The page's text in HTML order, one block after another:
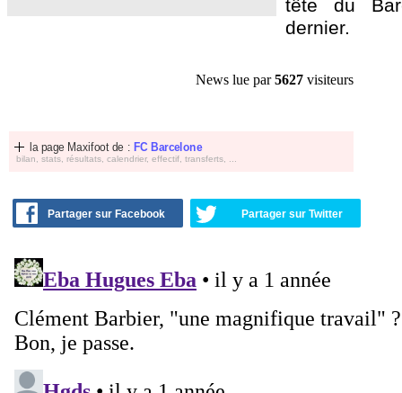
tête du
dernier.
News lue par5627 visiteurs
la page Maxifoot de : FC Barcelone
bilan, stats, résultats, calendrier, effectif, transferts, ...
Partager sur Facebook Partager sur Twitter